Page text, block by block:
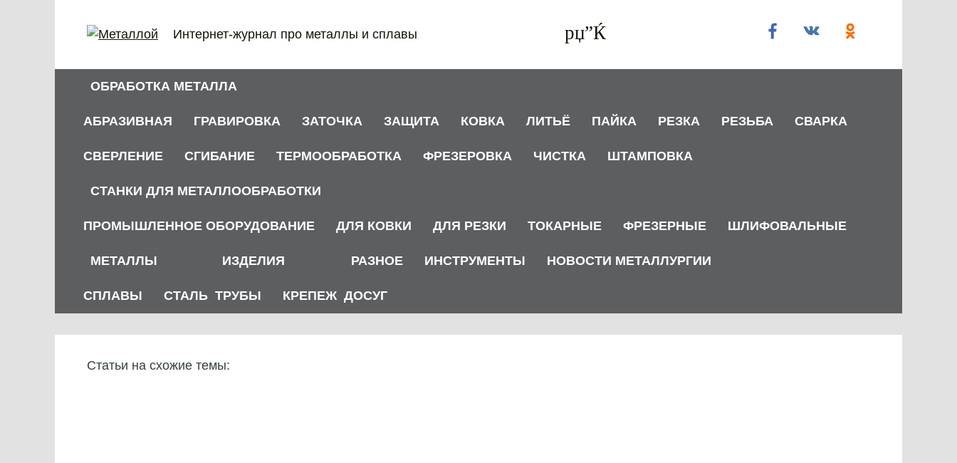
Интернет-журнал про металлы и сплавы
ОБРАБОТКА МЕТАЛЛА
АБРАЗИВНАЯ ГРАВИРОВКА ЗАТОЧКА ЗАЩИТА КОВКА ЛИТЬЁ ПАЙКА РЕЗКА РЕЗЬБА СВАРКА
СВЕРЛЕНИЕ СГИБАНИЕ ТЕРМООБРАБОТКА ФРЕЗЕРОВКА ЧИСТКА ШТАМПОВКА
СТАНКИ ДЛЯ МЕТАЛЛООБРАБОТКИ
ПРОМЫШЛЕННОЕ ОБОРУДОВАНИЕ ДЛЯ КОВКИ ДЛЯ РЕЗКИ ТОКАРНЫЕ ФРЕЗЕРНЫЕ ШЛИФОВАЛЬНЫЕ
МЕТАЛЛЫ
СПЛАВЫ СТАЛЬ
ИЗДЕЛИЯ
ТРУБЫ КРЕПЕЖ
РАЗНОЕ
ДОСУГ
ИНСТРУМЕНТЫ НОВОСТИ МЕТАЛЛУРГИИ
Статьи на схожие темы: